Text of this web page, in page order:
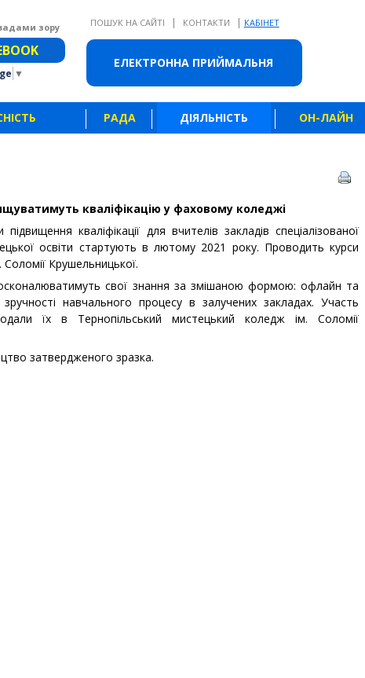
ЕЛЕКТРОННА ПРИЙМАЛЬНЯ
зору Звичайна версія сайту
▼
ПОШУК НА САЙТІ | КОНТАКТИ | КАБІНЕТ
РАДА ДІЯЛЬНІСТЬ ОН-ЛАЙН
кваліфікацію у фаховому коледжі
підвищення кваліфікації для вчителів закладів спеціалізованої
освіти стартують в лютому 2021 року. Проводить курси
Крушельницької.
свої знання за змішаною формою: офлайн та
навчального процесу в залучених закладах. Участь
їх в Тернопільський мистецький коледж ім. Соломії
затвердженого зразка.